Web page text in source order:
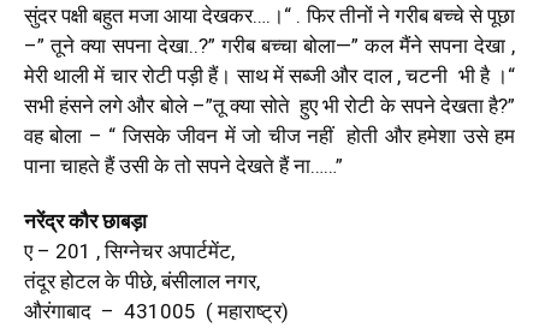
सुंदर पक्षी बहुत मजा आया देखकर….।“ . फिर तीनों ने गरीब बच्चे से पूछा
–” तूने क्या सपना देखा..?” गरीब बच्चा बोला—” कल मैंने सपना देखा ,
मेरी थाली में चार रोटी पड़ी हैं। साथ में सब्जी और दाल , चटनी भी है ।“
सभी हंसने लगे और बोले –”तू क्या सोते हुए भी रोटी के सपने देखता है?”
वह बोला – “ जिसके जीवन में जो चीज नहीं होती और हमेशा उसे हम
पाना चाहते हैं उसी के तो सपने देखते हैं ना……”
नरेंद्र कौर छाबड़ा
ए – 201 , सिग्नेचर अपार्टमेंट,
तंदूर होटल के पीछे, बंसीलाल नगर,
औरंगाबाद – 431005 ( महाराष्ट्र)